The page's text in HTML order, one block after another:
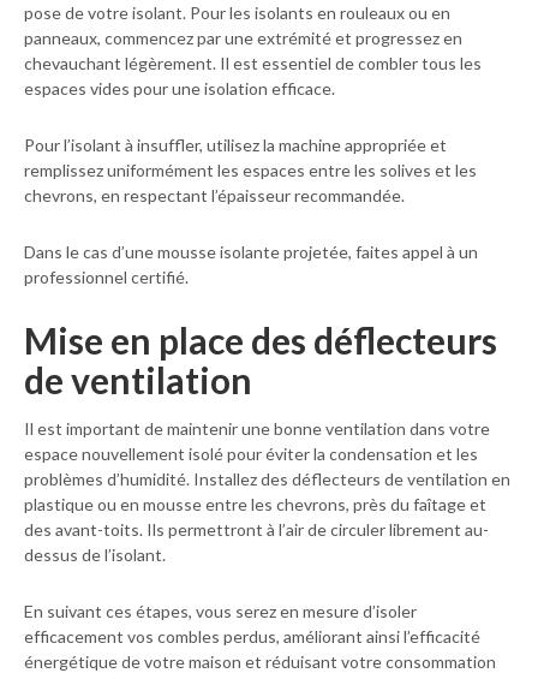
pose de votre isolant. Pour les isolants en rouleaux ou en
panneaux, commencez par une extrémité et progressez en
chevauchant légèrement. Il est essentiel de combler tous les
espaces vides pour une isolation efficace.
Pour l’isolant à insuffler, utilisez la machine appropriée et
remplissez uniformément les espaces entre les solives et les
chevrons, en respectant l’épaisseur recommandée.
Dans le cas d’une mousse isolante projetée, faites appel à un
professionnel certifié.
Mise en place des déflecteurs
de ventilation
Il est important de maintenir une bonne ventilation dans votre
espace nouvellement isolé pour éviter la condensation et les
problèmes d’humidité. Installez des déflecteurs de ventilation en
plastique ou en mousse entre les chevrons, près du faîtage et
des avant-toits. Ils permettront à l’air de circuler librement au-
dessus de l’isolant.
En suivant ces étapes, vous serez en mesure d’isoler
efficacement vos combles perdus, améliorant ainsi l’efficacité
énergétique de votre maison et réduisant votre consommation